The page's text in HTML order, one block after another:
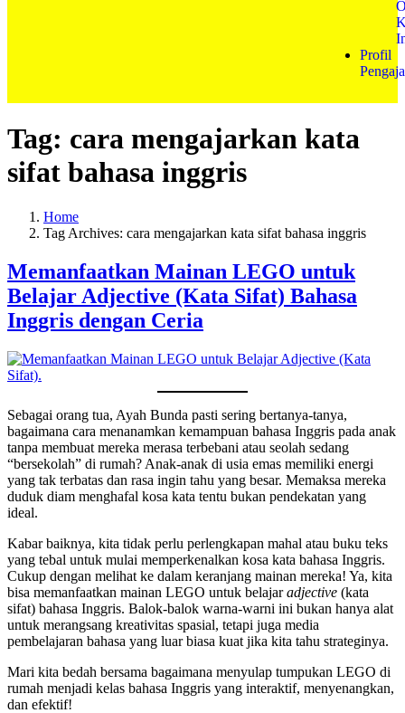
Profil
Tag: cara mengajarkan kata
sifat bahasa inggris
Home
Tag Archives: cara mengajarkan kata sifat bahasa inggris
Memanfaatkan Mainan LEGO untuk
Belajar Adjective (Kata Sifat) Bahasa
Inggris dengan Ceria
Sebagai orang tua, Ayah Bunda pasti sering bertanya-tanya,
bagaimana cara menanamkan kemampuan bahasa Inggris pada anak
tanpa membuat mereka merasa terbebani atau seolah sedang
“bersekolah” di rumah? Anak-anak di usia emas memiliki energi
yang tak terbatas dan rasa ingin tahu yang besar. Memaksa mereka
duduk diam menghafal kosa kata tentu bukan pendekatan yang
ideal.
Kabar baiknya, kita tidak perlu perlengkapan mahal atau buku teks
yang tebal untuk mulai memperkenalkan kosa kata bahasa Inggris.
Cukup dengan melihat ke dalam keranjang mainan mereka! Ya, kita
bisa memanfaatkan mainan LEGO untuk belajaradjective (kata
sifat) bahasa Inggris. Balok-balok warna-warni ini bukan hanya alat
untuk merangsang kreativitas spasial, tetapi juga media
pembelajaran bahasa yang luar biasa kuat jika kita tahu strateginya.
Mari kita bedah bersama bagaimana menyulap tumpukan LEGO di
rumah menjadi kelas bahasa Inggris yang interaktif, menyenangkan,
dan efektif!